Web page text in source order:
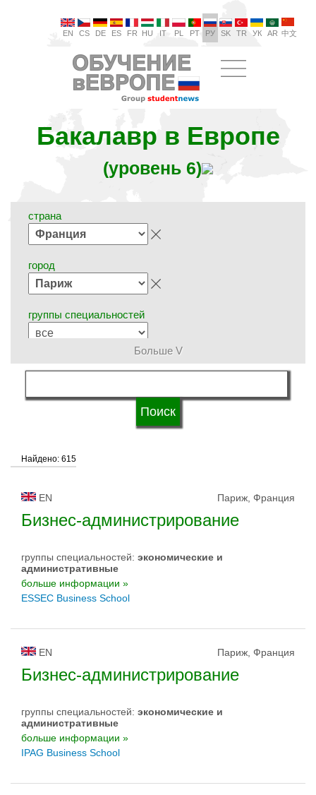
EN CS DE ES FR HU IT PL PT РУ SK TR УК AR 中文
Бакалавр в Европе
(уровень 6)
страна
город
группы специальностей
язык обучения
типы университетов
статус университетов
Больше V
Найдено: 615
EN Париж, Франция
Бизнес-администрирование
группы специальностей: экономические и
административные
больше информации »
ESSEC Business School
EN Париж, Франция
Бизнес-администрирование
группы специальностей: экономические и
административные
больше информации »
IPAG Business School